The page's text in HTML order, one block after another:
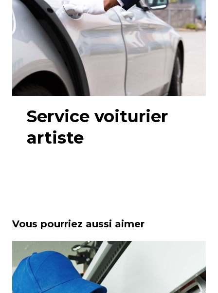
Service voiturier
artiste
Vous pourriez aussi aimer